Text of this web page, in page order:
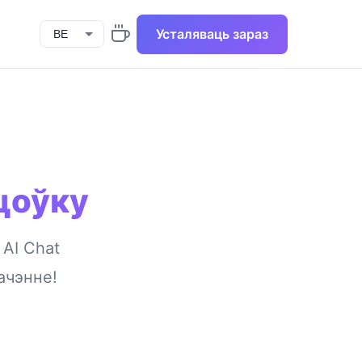
Усталяваць зараз
Chat